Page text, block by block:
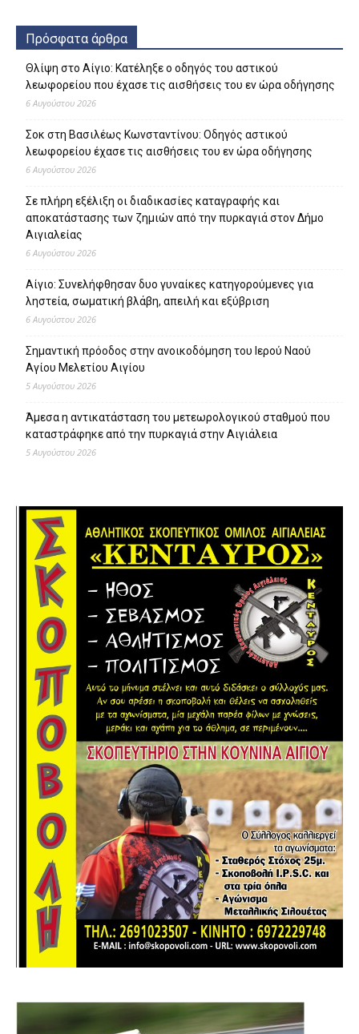
Πρόσφατα άρθρα
Θλίψη στο Αίγιο: Κατέληξε ο οδηγός του αστικού
λεωφορείου που έχασε τις αισθήσεις του εν ώρα οδήγησης
6 Αυγούστου 2026
Σοκ στη Βασιλέως Κωνσταντίνου: Οδηγός αστικού
λεωφορείου έχασε τις αισθήσεις του εν ώρα οδήγησης
6 Αυγούστου 2026
Σε πλήρη εξέλιξη οι διαδικασίες καταγραφής και
αποκατάστασης των ζημιών από την πυρκαγιά στον Δήμο
Αιγιαλείας
6 Αυγούστου 2026
Αίγιο: Συνελήφθησαν δυο γυναίκες κατηγορούμενες για
ληστεία, σωματική βλάβη, απειλή και εξύβριση
6 Αυγούστου 2026
Σημαντική πρόοδος στην ανοικοδόμηση του Ιερού Ναού
Αγίου Μελετίου Αιγίου
5 Αυγούστου 2026
Άμεσα η αντικατάσταση του μετεωρολογικού σταθμού που
καταστράφηκε από την πυρκαγιά στην Αιγιάλεια
5 Αυγούστου 2026